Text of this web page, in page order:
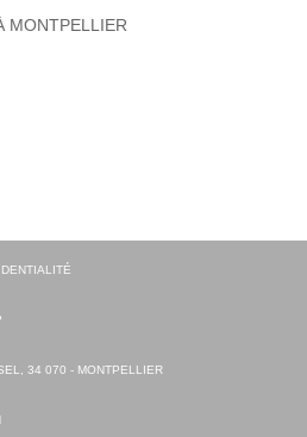
MONTPELLIER
34 070 - MONTPELLIER